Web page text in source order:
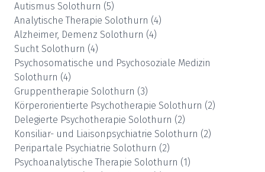
Autismus Solothurn (5)
Analytische Therapie Solothurn (4)
Alzheimer, Demenz Solothurn (4)
Sucht Solothurn (4)
Psychosomatische und Psychosoziale Medizin
Solothurn (4)
Gruppentherapie Solothurn (3)
Körperorientierte Psychotherapie Solothurn (2)
Delegierte Psychotherapie Solothurn (2)
Konsiliar- und Liaisonpsychiatrie Solothurn (2)
Peripartale Psychiatrie Solothurn (2)
Psychoanalytische Therapie Solothurn (1)